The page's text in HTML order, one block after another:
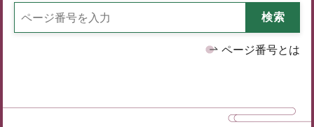
ページ番号とは